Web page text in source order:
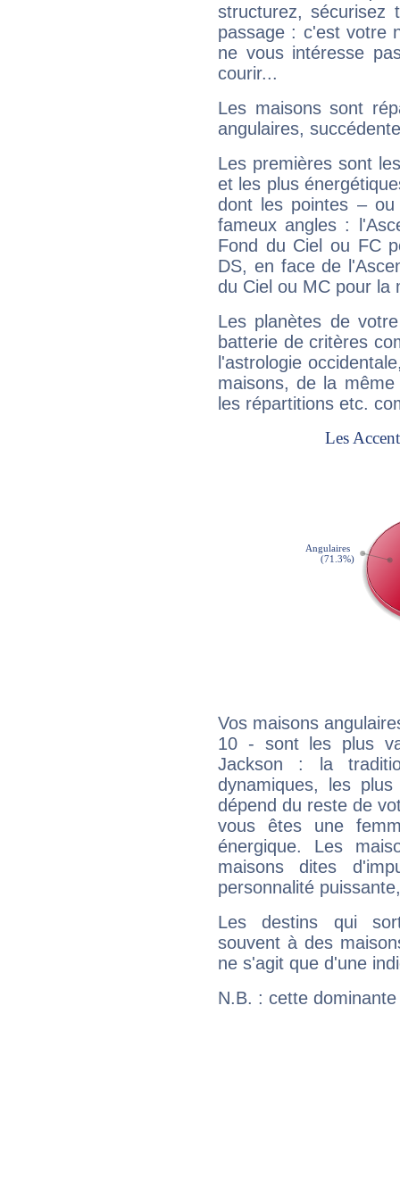
structurez, sécurisez
passage : c'est votre
ne vous intéresse
courir...
Les maisons sont
angulaires,
Les premières sont
et les plus
dont les pointes –
fameux angles :
Fond du Ciel ou FC
DS, en face de
du Ciel ou MC pour la
Les planètes de
batterie de critères
l'astrologie
maisons, de la
les répartitions etc.
Vos maisons
10 - sont les plus
Jackson : la
dynamiques, les
dépend du reste de
vous êtes une
énergique. Les
maisons dites
personnalité
Les destins qui
souvent à des
ne s'agit que d'une
N.B. : cette